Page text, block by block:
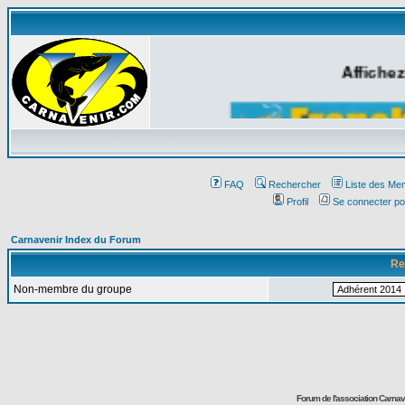
FAQ Rechercher
Liste des
Profil
Se connecter
Carnavenir Index du Forum
Non-membre du groupe
Forum de l'association